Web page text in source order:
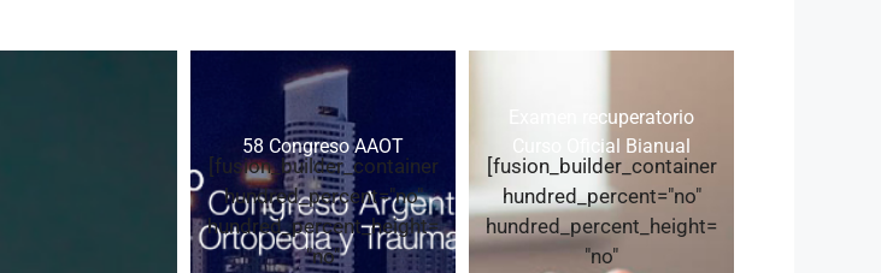
58 Congreso AAOT
[fusion_builder_container
hundred_percent="no"
hundred_percent_height=
"no"
Examen recuperatorio
Curso Oficial Bianual
[fusion_builder_container
hundred_percent="no"
hundred_percent_height=
"no"